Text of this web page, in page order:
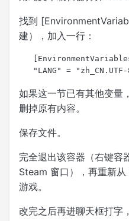
找到
建），加入一行：
如果这一节已有其他变量
删掉原有内容。
保存文件。
完全退出该容器（右键容
Steam 窗口），再重新
游戏。
改完之后再进聊天框打字